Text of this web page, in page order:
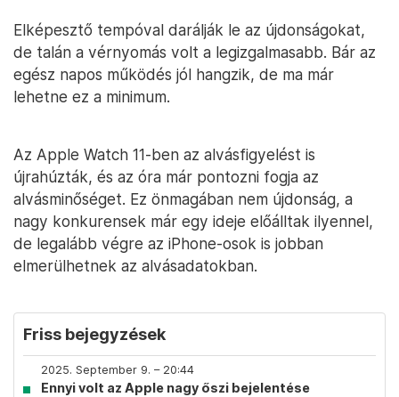
Elképesztő tempóval darálják le az újdonságokat,
de talán a vérnyomás volt a legizgalmasabb. Bár az
egész napos működés jól hangzik, de ma már
lehetne ez a minimum.
Az Apple Watch 11-ben az alvásfigyelést is
újrahúzták, és az óra már pontozni fogja az
alvásminőséget. Ez önmagában nem újdonság, a
nagy konkurensek már egy ideje előálltak ilyennel,
de legalább végre az iPhone-osok is jobban
elmerülhetnek az alvásadatokban.
Friss bejegyzések
2025. September 9. – 20:44
Ennyi volt az Apple nagy őszi bejelentése